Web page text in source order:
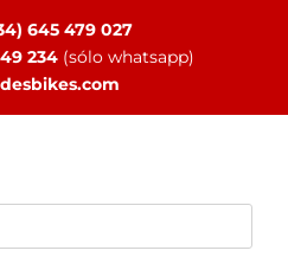
645 479 027
234 (sólo whatsapp)